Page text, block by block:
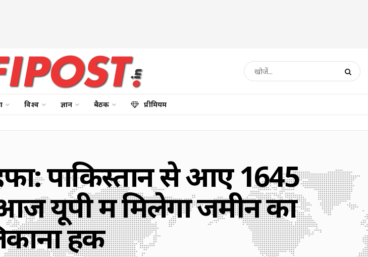
विश्व ज्ञान बैठक प्रीमियम
पाकिस्तान से आए 1645
आज यूपी में मिलेगा जमीन का
हक